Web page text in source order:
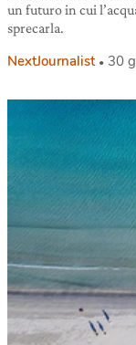
un futuro in cui
sprecarla.
NextJournalist 30